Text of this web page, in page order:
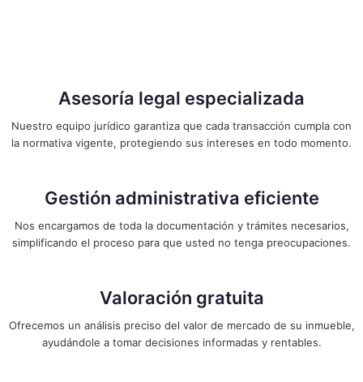
Asesoría legal especializada
Nuestro equipo jurídico garantiza que cada transacción cumpla con
la normativa vigente, protegiendo sus intereses en todo momento.
Gestión administrativa eficiente
Nos encargamos de toda la documentación y trámites necesarios,
simplificando el proceso para que usted no tenga preocupaciones.
Valoración gratuita
Ofrecemos un análisis preciso del valor de mercado de su inmueble,
ayudándole a tomar decisiones informadas y rentables.